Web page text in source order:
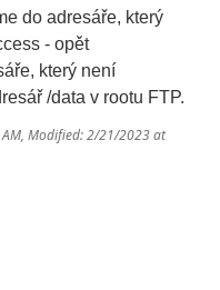
do adresáře, který
- opět
který není
/data v rootu FTP.
, Modified: 2/21/2023 at